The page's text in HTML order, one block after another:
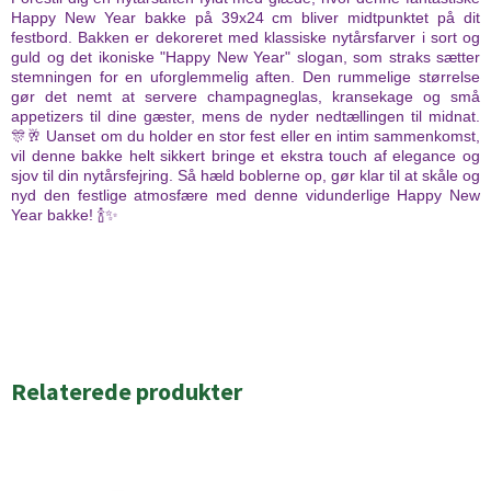
Happy New Year bakke på 39x24 cm bliver midtpunktet på dit
festbord. Bakken er dekoreret med klassiske nytårsfarver i sort og
guld og det ikoniske "Happy New Year" slogan, som straks sætter
stemningen for en uforglemmelig aften. Den rummelige størrelse
gør det nemt at servere champagneglas, kransekage og små
appetizers til dine gæster, mens de nyder nedtællingen til midnat.
🎊🥂 Uanset om du holder en stor fest eller en intim sammenkomst,
vil denne bakke helt sikkert bringe et ekstra touch af elegance og
sjov til din nytårsfejring. Så hæld boblerne op, gør klar til at skåle og
nyd den festlige atmosfære med denne vidunderlige Happy New
Year bakke! 🍾✨
Relaterede produkter